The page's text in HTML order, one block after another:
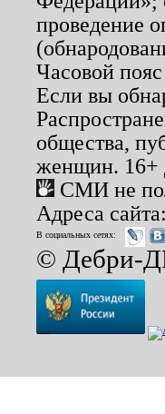
проведение
Часовой
Если вы
общества,
женщин. 16+
СМИ не
Адреса сайта:
В социальных сетях:
© Дебри-